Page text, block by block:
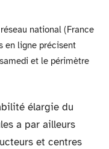
national (France
en ligne précisent
et le périmètre
élargie du
a par ailleurs
et centres